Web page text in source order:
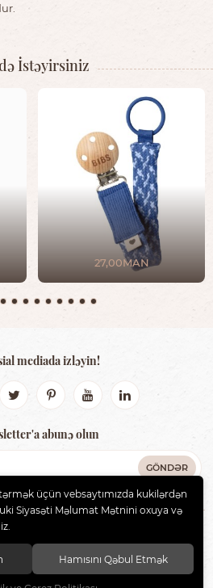
İstəyirsiniz
27,00MAN
mediada izləyin!
abunə olun
GÖNDƏR
. Bütün hüquqlar qorunur.
üçün vebsaytımızda kukilərdən
Siyasəti Məlumat Mətnini oxuya və
Hamısını Qəbul Etmək